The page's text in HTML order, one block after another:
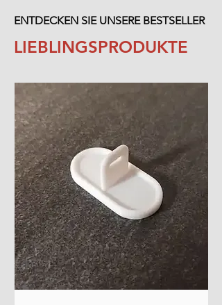
ENTDECKEN SIE UNSERE BESTSELLER
LIEBLINGSPRODUKTE